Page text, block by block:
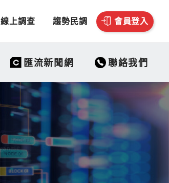
線上調查 趨勢民調 會員登入
匯流新聞網 聯絡我們